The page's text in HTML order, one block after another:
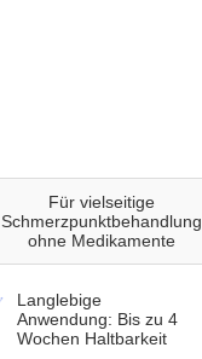
Für vielseitige
Schmerzpunktbehandlung
ohne Medikamente
Langlebige
Anwendung: Bis zu 4
Wochen Haltbarkeit